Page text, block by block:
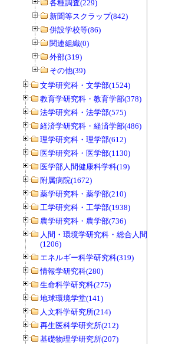
各種調査(229)
新聞等スクラップ(842)
併設学校等(86)
関連組織(0)
外部(319)
その他(39)
文学研究科・文学部(1524)
教育学研究科・教育学部(378)
法学研究科・法学部(575)
経済学研究科・経済学部(486)
理学研究科・理学部(612)
医学研究科・医学部(1130)
医学部人間健康科学科(19)
附属病院(1672)
薬学研究科・薬学部(210)
工学研究科・工学部(1938)
農学研究科・農学部(736)
人間・環境学研究科・総合人間学部
(1206)
エネルギー科学研究科(319)
情報学研究科(280)
生命科学研究科(275)
地球環境学堂(141)
人文科学研究所(214)
再生医科学研究所(212)
基礎物理学研究所(207)